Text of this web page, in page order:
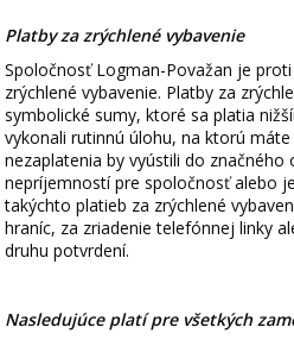
Platby za zrýchlené vybavenie
Spoločnosť Logman-Považan je
zrýchlené vybavenie. Platby za
symbolické sumy, ktoré sa platia
vykonali rutinnú úlohu, na ktorú
nezaplatenia by vyústili do značného
nepríjemností pre spoločnosť alebo
takýchto platieb za zrýchlené
hraníc, za zriadenie telefónnej linky
druhu potvrdení.
Nasledujúce platí pre všetkých